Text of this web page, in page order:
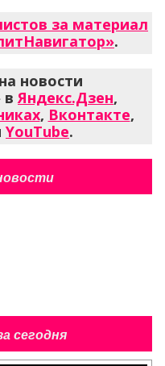
за материал
.
новости
вЯндекс.Дзен,
, Вконтакте,
YouTube.
сегодня